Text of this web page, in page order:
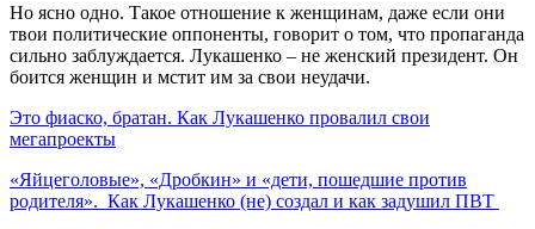
Но ясно одно. Такое отношение к женщинам, даже если они
твои политические оппоненты, говорит о том, что пропаганда
сильно заблуждается. Лукашенко – не женский президент. Он
боится женщин и мстит им за свои неудачи.
Это фиаско, братан. Как Лукашенко провалил свои
мегапроекты
«Яйцеголовые», «Дробкин» и «дети, пошедшие против
родителя». Как Лукашенко (не) создал и как задушил ПВТ